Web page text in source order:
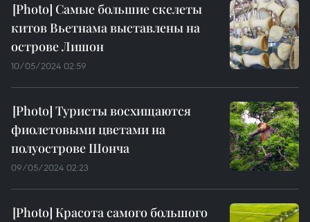
Самые большие скелеты
китов Вьетнама выставлены на
острове Лишон
10/05/2024 02:59
Туристы восхищаются
фиолетовыми цветами на
полуострове Шонча
09/05/2024 02:23
Красота самого большого